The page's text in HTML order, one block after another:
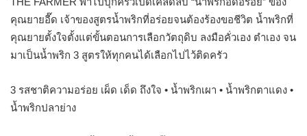
คุณยายอี๊ด เจ้าของสูตรน้ำพริกที่อร่อยจนต้องร้องขอชีวิต น้ำพริกที่
คุณยายตั้งใจตั้งแต่ขั้นตอนการเลือกวัตถุดิบ ลงมือคั่วเอง ตำเอง จน
มาเป็นน้ำพริก 3 สูตรให้ทุกคนได้เลือกไปไว้ติดครัว
3 รสชาติความอร่อย เผ็ด เด็ด ถึงใจ • น้ำพริกเผา • น้ำพริกตาแดง •
น้ำพริกปลาย่าง